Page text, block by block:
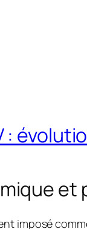
:
et
imposé